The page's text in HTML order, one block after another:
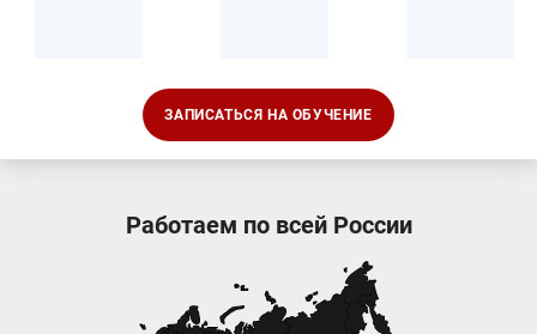
ЗАПИСАТЬСЯ НА ОБУЧЕНИЕ
Работаем по всей России